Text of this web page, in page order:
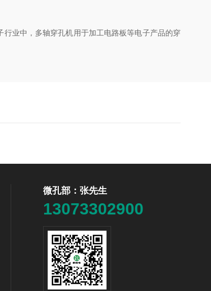
业中，多轴穿孔机用于加工电路板等电子产品的穿
微孔部：张先生
13073302900